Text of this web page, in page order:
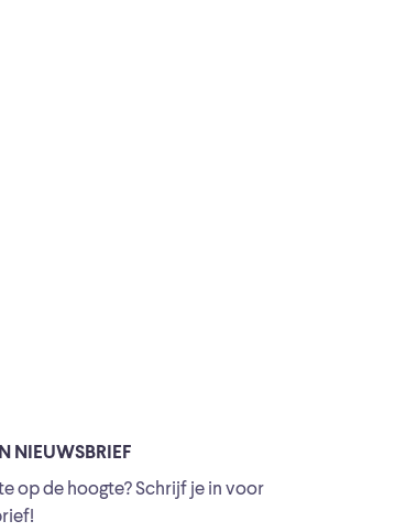
NIEUWSBRIEF
op de hoogte? Schrijf je in voor